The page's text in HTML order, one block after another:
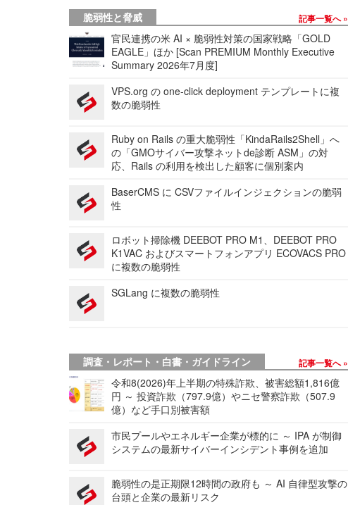
脆弱性と脅威 記事一覧へ
官民連携の米 AI × 脆弱性対策の国家戦略「GOLD
EAGLE」ほか [Scan PREMIUM Monthly Executive
Summary 2026年7月度]
VPS.org の one-click deployment テンプレートに複
数の脆弱性
Ruby on Rails の重大脆弱性「KindaRails2Shell」へ
の「GMOサイバー攻撃ネットde診断 ASM」の対
応、Rails の利用を検出した顧客に個別案内
BaserCMS に CSVファイルインジェクションの脆弱
性
ロボット掃除機 DEEBOT PRO M1、DEEBOT PRO
K1VAC およびスマートフォンアプリ ECOVACS PRO
に複数の脆弱性
SGLang に複数の脆弱性
調査・レポート・白書・ガイドライン 記事一覧へ
令和8(2026)年上半期の特殊詐欺、被害総額1,816億
円 ～ 投資詐欺（797.9億）やニセ警察詐欺（507.9
億）など手口別被害額
市民プールやエネルギー企業が標的に ～ IPA が制御
システムの最新サイバーインシデント事例を追加
脆弱性の是正期限12時間の政府も ～ AI 自律型攻撃の
台頭と企業の最新リスク